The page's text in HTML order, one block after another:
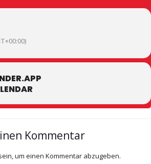
Kommentar
um einen Kommentar abzugeben.